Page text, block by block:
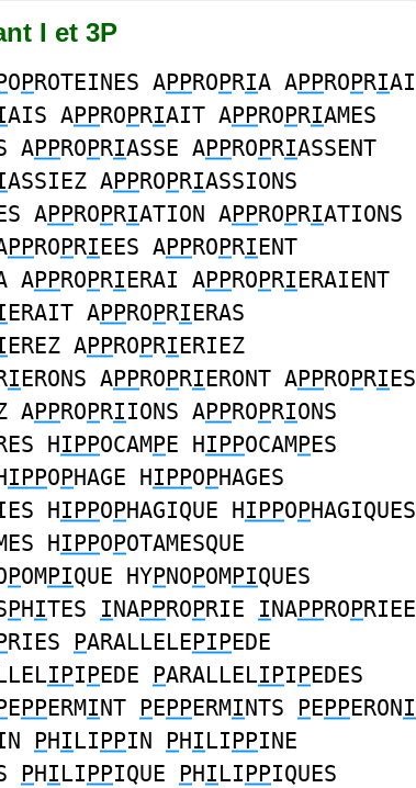
I et 3P
OPROTEINES APPROPRIA APPROPRIAI
AIS APPROPRIAIT APPROPRIAMES
APPROPRIASSE APPROPRIASSENT
ASSIEZ APPROPRIASSIONS
APPROPRIATION APPROPRIATIONS
PPROPRIEES APPROPRIENT
APPROPRIERAI APPROPRIERAIENT
ERAIT APPROPRIERAS
EREZ APPROPRIERIEZ
IERONS APPROPRIERONT APPROPRIES
APPROPRIIONS APPROPRIONS
HIPPOCAMPE HIPPOCAMPES
IPPOPHAGE HIPPOPHAGES
HIPPOPHAGIQUE HIPPOPHAGIQUES
HIPPOPOTAMESQUE
POMPIQUE HYPNOPOMPIQUES
PHITES INAPPROPRIE INAPPROPRIEE
RIES PARALLELEPIPEDE
IPIPEDE PARALLELIPIPEDES
EPPERMINT PEPPERMINTS PEPPERONI
PHILIPPIN PHILIPPINE
PHILIPPIQUE PHILIPPIQUES